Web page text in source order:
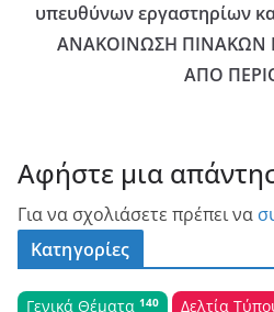
υπευθύνων εργαστηρίων
ΑΝΑΚΟΙΝΩΣΗ ΠΙΝΑΚΩΝ
ΑΠΟ
Αφήστε μια
Για να σχολιάσετε πρέπει να
Κατηγορίες
Γενικά Θέματα 140 Δελτία